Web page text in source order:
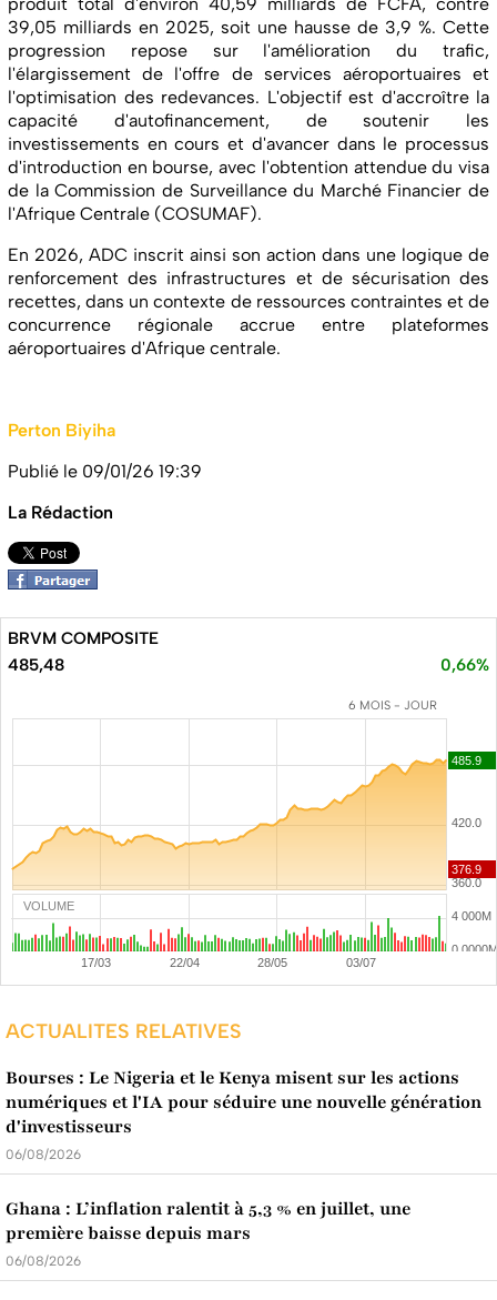
39,05 milliards en 2025, soit une hausse de 3,9 %. Cette
progression repose sur l'amélioration du trafic,
l'élargissement de l'offre de services aéroportuaires et
l'optimisation des redevances. L'objectif est d'accroître la
capacité d'autofinancement, de soutenir les
investissements en cours et d'avancer dans le processus
d'introduction en bourse, avec l'obtention attendue du visa
de la Commission de Surveillance du Marché Financier de
l'Afrique Centrale (COSUMAF).
En 2026, ADC inscrit ainsi son action dans une logique de
renforcement des infrastructures et de sécurisation des
recettes, dans un contexte de ressources contraintes et de
concurrence régionale accrue entre plateformes
aéroportuaires d'Afrique centrale.
Perton Biyiha
Publié le 09/01/26 19:39
La Rédaction
BRVM COMPOSITE
485,48
0,66%
6 MOIS - JOUR
VOLUME
ACTUALITES RELATIVES
Bourses : Le Nigeria et le Kenya misent sur les actions
numériques et l'IA pour séduire une nouvelle génération
d'investisseurs
06/08/2026
Ghana : L’inflation ralentit à 5,3 % en juillet, une
première baisse depuis mars
06/08/2026